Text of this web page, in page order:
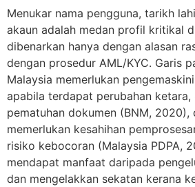
Menukar nama pengguna, tarikh
akaun adalah medan profil kritikal
dibenarkan hanya dengan alasan
dengan prosedur AML/KYC. Garis
Malaysia memerlukan
apabila terdapat perubahan ketara,
pematuhan dokumen (BNM, 2020),
memerlukan kesahihan
risiko kebocoran (Malaysia PDPA,
mendapat manfaat daripada
dan mengelakkan sekatan kerana